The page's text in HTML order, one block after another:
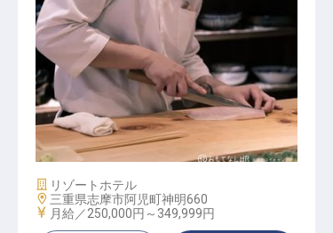
調理人
施設業態
リゾートホテル
勤務地
三重県志摩市阿児町神明660
給与
月給／250,000円～ 349,999円